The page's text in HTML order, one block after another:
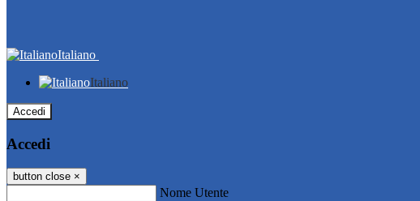
Italiano
Italiano
Accedi
Accedi
button close ×
Nome Utente